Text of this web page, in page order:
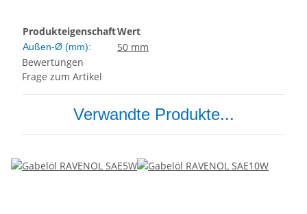
ProdukteigenschaftWert
Außen-Ø (mm):
50 mm
Bewertungen
Frage zum Artikel
Verwandte Produkte...